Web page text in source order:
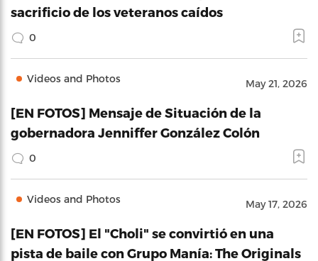
sacrificio de los veteranos caídos
0
Videos and Photos May 21, 2026
[EN FOTOS] Mensaje de Situación de la
gobernadora Jenniffer González Colón
0
Videos and Photos May 17, 2026
[EN FOTOS] El "Choli" se convirtió en una
pista de baile con Grupo Manía: The Originals